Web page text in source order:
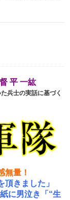
平 一紘
兵士の実話に基づく
無量！
きました」
に男泣き「“生